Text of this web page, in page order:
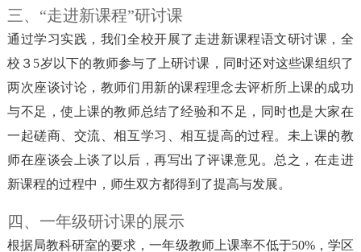
三、“走进新课程”研讨课
通过学习实践，我们全校开展了走进新课程语文研讨课，全
校３5岁以下的教师参与了上研讨课，同时还对这些课组织了
两次座谈讨论，教师们用新的课程理念去评析所上课的成功
与不足，使上课的教师总结了经验和不足，同时也是大家在
一起磋商、交流、相互学习、相互提高的过程。未上课的教
师在座谈会上谈了以后，再写出了评课意见。总之，在走进
新课程的过程中，师生双方都得到了提高与发展。
四、一年级研讨课的展示
根据局教科研室的要求，一年级教师上课率不低于50%，学区